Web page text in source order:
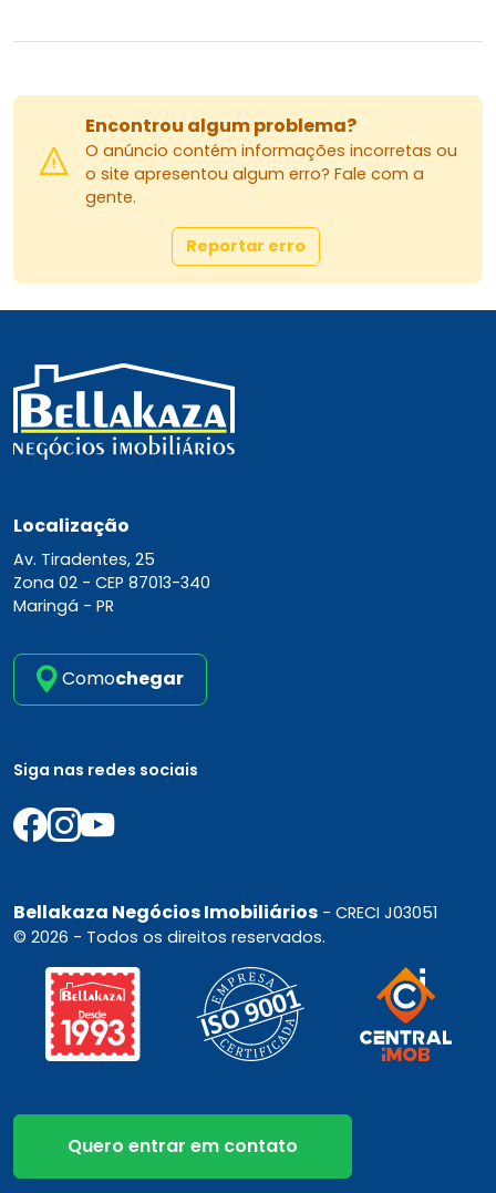
Encontrou algum problema?
O anúncio contém informações incorretas ou
o site apresentou algum erro? Fale com a
gente.
Reportar erro
Localização
Av. Tiradentes, 25
Zona 02 - CEP 87013-340
Maringá - PR
Comochegar
Siga nas redes sociais
Bellakaza Negócios Imobiliários - CRECI J03051
© 2026 - Todos os direitos reservados.
Quero entrar em contato